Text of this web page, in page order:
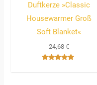
Duftkerze »Classic
Housewarmer Groß
Soft Blanket«
24,68 €